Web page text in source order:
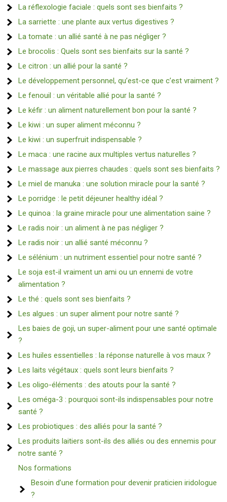
La réflexologie faciale : quels sont ses bienfaits ?
La sarriette : une plante aux vertus digestives ?
La tomate : un allié santé à ne pas négliger ?
Le brocolis : Quels sont ses bienfaits sur la santé ?
Le citron : un allié pour la santé ?
Le développement personnel, qu’est-ce que c’est vraiment ?
Le fenouil : un véritable allié pour la santé ?
Le kéfir : un aliment naturellement bon pour la santé ?
Le kiwi : un super aliment méconnu ?
Le kiwi : un superfruit indispensable ?
Le maca : une racine aux multiples vertus naturelles ?
Le massage aux pierres chaudes : quels sont ses bienfaits ?
Le miel de manuka : une solution miracle pour la santé ?
Le porridge : le petit déjeuner healthy idéal ?
Le quinoa : la graine miracle pour une alimentation saine ?
Le radis noir : un aliment à ne pas négliger ?
Le radis noir : un allié santé méconnu ?
Le sélénium : un nutriment essentiel pour notre santé ?
Le soja est-il vraiment un ami ou un ennemi de votre
alimentation ?
Le thé : quels sont ses bienfaits ?
Les algues : un super aliment pour notre santé ?
Les baies de goji, un super-aliment pour une santé optimale
?
Les huiles essentielles : la réponse naturelle à vos maux ?
Les laits végétaux : quels sont leurs bienfaits ?
Les oligo-éléments : des atouts pour la santé ?
Les oméga-3 : pourquoi sont-ils indispensables pour notre
santé ?
Les probiotiques : des alliés pour la santé ?
Les produits laitiers sont-ils des alliés ou des ennemis pour
notre santé ?
Nos formations
Besoin d’une formation pour devenir praticien iridologue
?